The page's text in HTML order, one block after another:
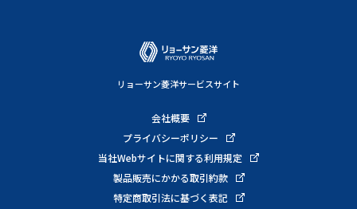
リョーサン菱洋サービスサイト
会社概要
プライバシーポリシー
当社Webサイトに関する利用規定
製品販売にかかる取引約款
特定商取引法に基づく表記